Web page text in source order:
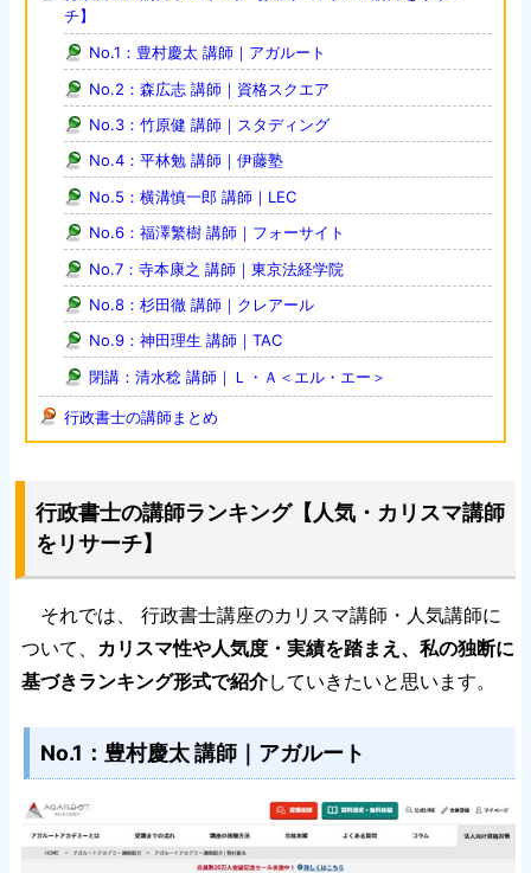
チ】
No.1：豊村慶太 講師｜アガルート
No.2：森広志 講師｜資格スクエア
No.3：竹原健 講師｜スタディング
No.4：平林勉 講師｜伊藤塾
No.5：横溝慎一郎 講師｜LEC
No.6：福澤繁樹 講師｜フォーサイト
No.7：寺本康之 講師｜東京法経学院
No.8：杉田徹 講師｜クレアール
No.9：神田理生 講師｜TAC
閉講：清水稔 講師｜Ｌ・Ａ＜エル・エー＞
行政書士の講師まとめ
行政書士の講師ランキング【人気・カリスマ講師
をリサーチ】
それでは、 行政書士講座のカリスマ講師・人気講師に
ついて、 カリスマ性や人気度・実績を踏まえ、私の独断に
基づきランキング形式で紹介していきたいと思います。
No.1：豊村慶太 講師｜アガルート